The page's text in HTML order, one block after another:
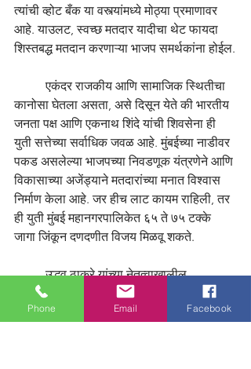
त्यांची व्होट बँक या वस्त्यांमध्ये मोठ्या प्रमाणावर
आहे. याउलट, स्वच्छ मतदार यादीचा थेट फायदा
शिस्तबद्ध मतदान करणाऱ्या भाजप समर्थकांना होईल.
	एकंदर राजकीय आणि सामाजिक स्थितीचा
कानोसा घेतला असता, असे दिसून येते की भारतीय
जनता पक्ष आणि एकनाथ शिंदे यांची शिवसेना ही
युती सत्तेच्या सर्वाधिक जवळ आहे. मुंबईच्या नाडीवर
पकड असलेल्या भाजपच्या निवडणूक यंत्रणेने आणि
विकासाच्या अजेंड्याने मतदारांच्या मनात विश्वास
निर्माण केला आहे. जर हीच लाट कायम राहिली, तर
ही युती मुंबई महानगरपालिकेत ६५ ते ७५ टक्के
जागा जिंकून दणदणीत विजय मिळवू शकते.
	उद्धव ठाकरे यांच्या नेतृत्वाखालील
शिवसेनेला केवळ अस्मितेच्या जोरावर हा किल्ला
लढवणे कठीण जाईल आणि त्यांचे राजकीय
Phone Email Facebook